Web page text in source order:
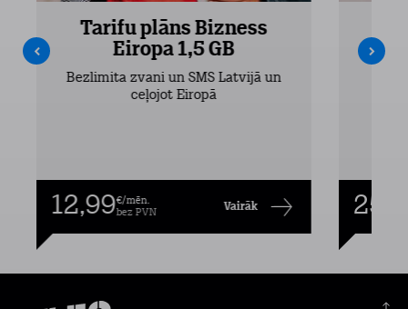
Tarifu plāns Bizness
Eiropa 1,5 GB
Bezlimita zvani un SMS Latvijā un
ceļojot Eiropā
12,99€/mēn.
bez PVN
Vairāk